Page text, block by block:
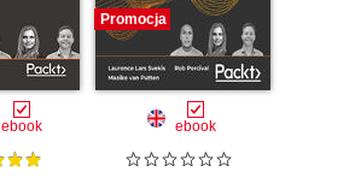
ebook
Promocja
ebook